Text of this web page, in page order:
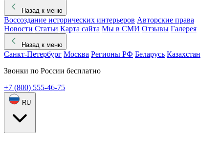
Назад к меню
Воссоздание исторических интерьеров Авторские права
Новости Статьи Карта сайта Мы в СМИ Отзывы Галерея
Назад к меню
Санкт-Петербург Москва Регионы РФ Беларусь Казахстан
Звонки по России бесплатно
+7 (800) 555-46-75
RU